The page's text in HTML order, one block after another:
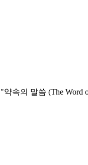
속의 말씀 (The Word